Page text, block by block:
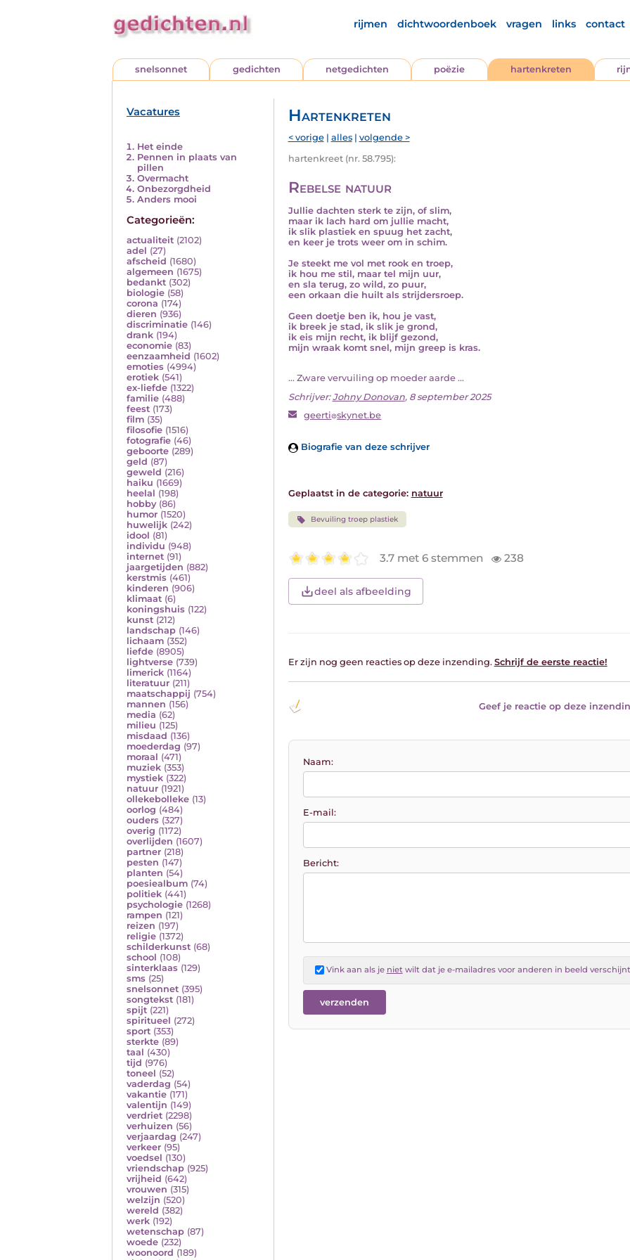
rijmen dichtwoordenboek vragen links contact
snelsonnet gedichten netgedichten poëzie hartenkreten
Vacatures
Het einde
Pennen in plaats van
pillen
Overmacht
Onbezorgdheid
Anders mooi
Categorieën:
actualiteit (2102)
adel (27)
afscheid (1680)
algemeen (1675)
bedankt (302)
biologie (58)
corona (174)
dieren (936)
discriminatie (146)
drank (194)
economie (83)
eenzaamheid (1602)
emoties (4994)
erotiek (541)
ex-liefde (1322)
familie (488)
feest (173)
film (35)
filosofie (1516)
fotografie (46)
geboorte (289)
geld (87)
geweld (216)
haiku (1669)
heelal (198)
hobby (86)
humor (1520)
huwelijk (242)
idool (81)
individu (948)
internet (91)
jaargetijden (882)
kerstmis (461)
kinderen (906)
klimaat (6)
koningshuis (122)
kunst (212)
landschap (146)
lichaam (352)
liefde (8905)
lightverse (739)
limerick (1164)
literatuur (211)
maatschappij (754)
mannen (156)
media (62)
milieu (125)
misdaad (136)
moederdag (97)
moraal (471)
muziek (353)
mystiek (322)
natuur (1921)
ollekebolleke (13)
oorlog (484)
ouders (327)
overig (1172)
overlijden (1607)
partner (218)
pesten (147)
planten (54)
poesiealbum (74)
politiek (441)
psychologie (1268)
rampen (121)
reizen (197)
religie (1372)
schilderkunst (68)
school (108)
sinterklaas (129)
sms (25)
snelsonnet (395)
songtekst (181)
spijt (221)
spiritueel (272)
sport (353)
sterkte (89)
taal (430)
tijd (976)
toneel (52)
vaderdag (54)
vakantie (171)
valentijn (149)
verdriet (2298)
verhuizen (56)
verjaardag (247)
verkeer (95)
voedsel (130)
vriendschap (925)
vrijheid (642)
vrouwen (315)
welzijn (520)
wereld (382)
werk (192)
wetenschap (87)
woede (232)
woonoord (189)
Hartenkreten
< vorige| alles| volgende >
hartenkreet (nr. 58.795):
Rebelse natuur
Jullie dachten sterk te zijn, of slim,
maar ik lach hard om jullie macht,
ik slik plastiek en spuug het zacht,
en keer je trots weer om in schim.
Je steekt me vol met rook en troep,
ik hou me stil, maar tel mijn uur,
en sla terug, zo wild, zo puur,
een orkaan die huilt als strijdersroep.
Geen doetje ben ik, hou je vast,
ik breek je stad, ik slik je grond,
ik eis mijn recht, ik blijf gezond,
mijn wraak komt snel, mijn greep is kras.
... Zware vervuiling op moeder aarde ...
Schrijver:Johny Donovan, 8 september 2025
geerti skynet.be
Biografie van deze schrijver
Geplaatst in de categorie: natuur
Bevuiling troep plastiek
3.7 met 6 stemmen 238
deel als afbeelding
Er zijn nog geen reacties op deze inzending. Schrijf de eerste reactie!
Geef je reactie op deze
Naam:
E-mail:
Bericht:
Vink aan als je niet wilt dat je e-mailadres voor anderen in beeld verschijnt